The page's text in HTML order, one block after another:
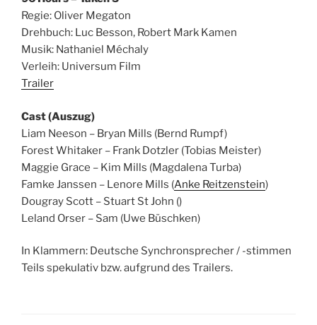
Regie: Oliver Megaton
Drehbuch: Luc Besson, Robert Mark Kamen
Musik: Nathaniel Méchaly
Verleih: Universum Film
Trailer
Cast (Auszug)
Liam Neeson – Bryan Mills (Bernd Rumpf)
Forest Whitaker – Frank Dotzler (Tobias Meister)
Maggie Grace – Kim Mills (Magdalena Turba)
Famke Janssen – Lenore Mills (Anke Reitzenstein)
Dougray Scott – Stuart St John ()
Leland Orser – Sam (Uwe Büschken)
In Klammern: Deutsche Synchronsprecher / -stimmen
Teils spekulativ bzw. aufgrund des Trailers.